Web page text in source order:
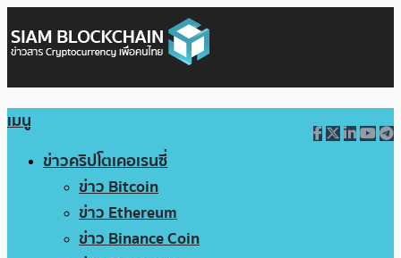
เมนู
ข่าวคริปโตเคอเรนซี่
ข่าว Bitcoin
ข่าว Ethereum
ข่าว Binance Coin